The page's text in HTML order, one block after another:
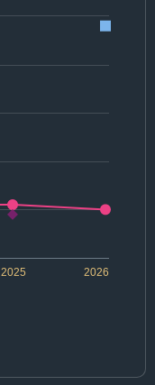
2026
2025